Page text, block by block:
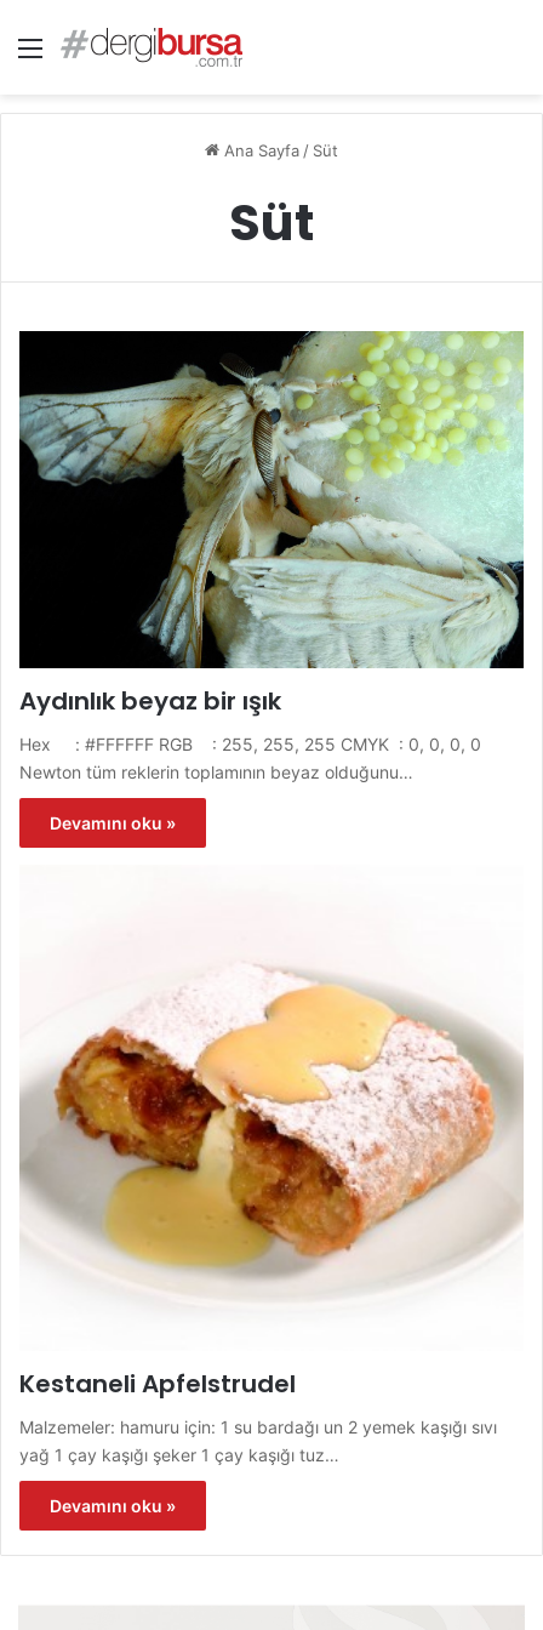
Menü
Ana Sayfa / Süt
Süt
Aydınlık beyaz bir ışık
Hex : #FFFFFF RGB : 255, 255, 255 CMYK : 0, 0, 0, 0
Newton tüm reklerin toplamının beyaz olduğunu…
Devamını oku »
Kestaneli Apfelstrudel
Malzemeler: hamuru için: 1 su bardağı un 2 yemek kaşığı sıvı
yağ 1 çay kaşığı şeker 1 çay kaşığı tuz…
Devamını oku »